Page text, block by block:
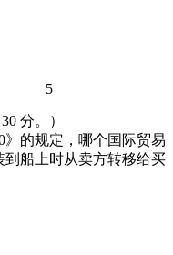
5
分。）
》的规定，哪个国际贸易
船上时从卖方转移给买